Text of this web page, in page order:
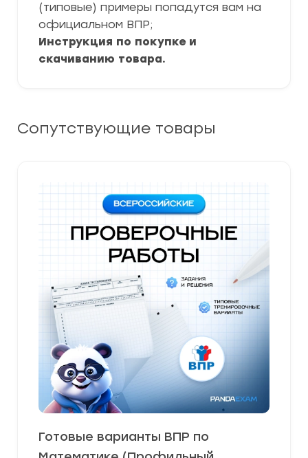
(типовые) примеры попадутся вам на
официальном ВПР;
Инструкция по покупке и
скачиванию товара.
Сопутствующие товары
Готовые варианты ВПР по